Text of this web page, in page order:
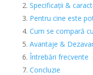
Specificații &
Pentru cine este
Cum se compară
Avantaje &
Întrebări frecvente
Concluzie